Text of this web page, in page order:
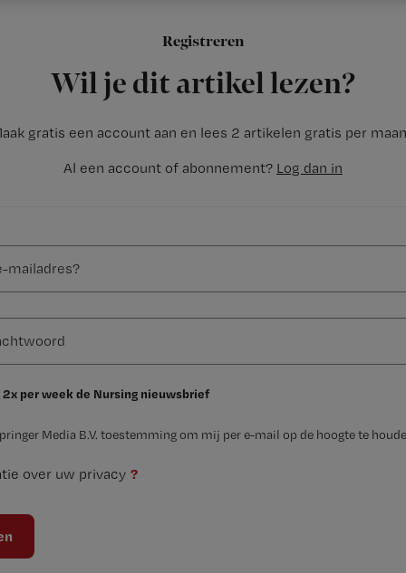
Registreren
Wil je dit artikel lezen?
gratis een account aan en lees 2 artikelen gratis per
Al een account of abonnement? Log dan in
2x per week de Nursing nieuwsbrief
Media B.V. toestemming om mij per e-mail op de hoogte te
over uw privacy ?